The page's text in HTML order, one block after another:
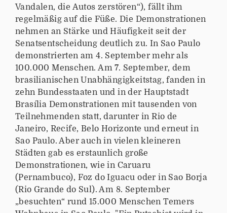
Vandalen, die Autos zerstören“), fällt ihm
regelmäßig auf die Füße. Die Demonstrationen
nehmen an Stärke und Häufigkeit seit der
Senatsentscheidung deutlich zu. In Sao Paulo
demonstrierten am 4. September mehr als
100.000 Menschen. Am 7. September, dem
brasilianischen Unabhängigkeitstag, fanden in
zehn Bundesstaaten und in der Hauptstadt
Brasília Demonstrationen mit tausenden von
Teilnehmenden statt, darunter in Rio de
Janeiro, Recife, Belo Horizonte und erneut in
Sao Paulo. Aber auch in vielen kleineren
Städten gab es erstaunlich große
Demonstrationen, wie in Caruaru
(Pernambuco), Foz do Iguacu oder in Sao Borja
(Rio Grande do Sul). Am 8. September
„besuchten“ rund 15.000 Menschen Temers